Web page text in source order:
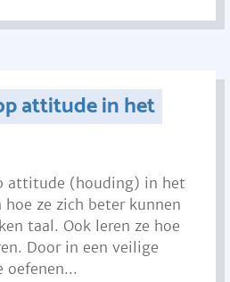
attitude in het
attitude (houding) in het
ze zich beter kunnen
taal. Ook leren ze hoe
Door in een veilige
oefenen...